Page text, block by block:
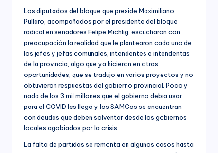
Los diputados del bloque que preside Maximiliano
Pullaro, acompañados por el presidente del bloque
radical en senadores Felipe Michlig, escucharon con
preocupación la realidad que le plantearon cada uno de
los jefes y jefas comunales, intendentes e intendentas
de la provincia, algo que ya hicieron en otras
oportunidades, que se tradujo en varios proyectos y no
obtuvieron respuestas del gobierno provincial. Poco y
nada de los 3 mil millones que el gobierno debía usar
para el COVID les llegó y los SAMCos se encuentran
con deudas que deben solventar desde los gobiernos
locales agobiados por la crisis.
La falta de partidas se remonta en algunos casos hasta